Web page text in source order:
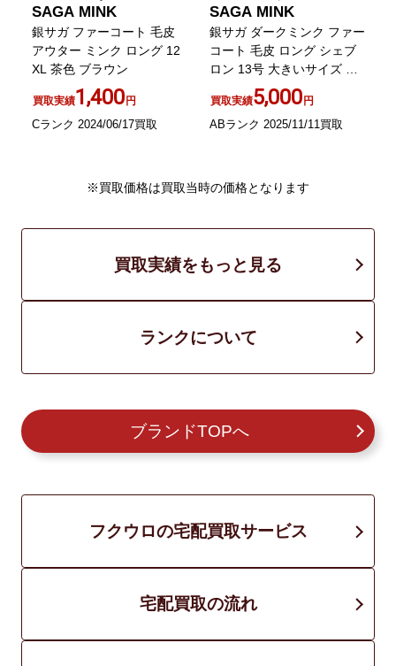
SAGA MINK
銀サガ ファーコート 毛皮
アウター ミンク ロング 12
XL 茶色 ブラウン
買取実績1,400円
Cランク 2024/06/17買取
SAGA MINK
銀サガ ダークミンク ファー
コート 毛皮 ロング シェブ
ロン 13号 大きいサイズ 茶
ブラウン /UO
買取実績5,000円
ABランク 2025/11/11買取
※買取価格は買取当時の価格となります
買取実績をもっと見る
ランクについて
ブランドTOPへ
フクウロの宅配買取サービス
宅配買取の流れ